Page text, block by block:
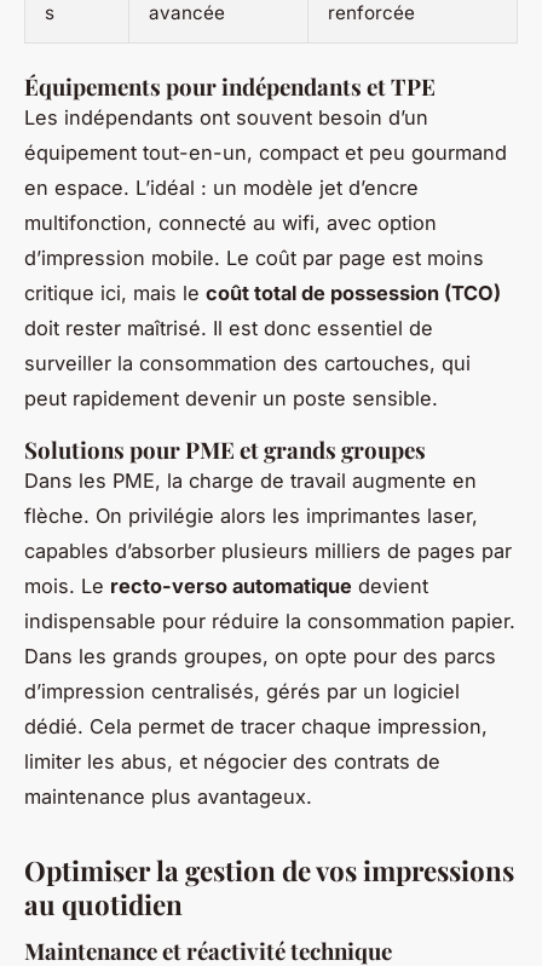
s
avancée
renforcée
Équipements pour indépendants et TPE
Les indépendants ont souvent besoin d’un
équipement tout-en-un, compact et peu gourmand
en espace. L’idéal : un modèle jet d’encre
multifonction, connecté au wifi, avec option
d’impression mobile. Le coût par page est moins
critique ici, mais le coût total de possession (TCO)
doit rester maîtrisé. Il est donc essentiel de
surveiller la consommation des cartouches, qui
peut rapidement devenir un poste sensible.
Solutions pour PME et grands groupes
Dans les PME, la charge de travail augmente en
flèche. On privilégie alors les imprimantes laser,
capables d’absorber plusieurs milliers de pages par
mois. Le recto-verso automatique devient
indispensable pour réduire la consommation papier.
Dans les grands groupes, on opte pour des parcs
d’impression centralisés, gérés par un logiciel
dédié. Cela permet de tracer chaque impression,
limiter les abus, et négocier des contrats de
maintenance plus avantageux.
Optimiser la gestion de vos impressions
au quotidien
Maintenance et réactivité technique